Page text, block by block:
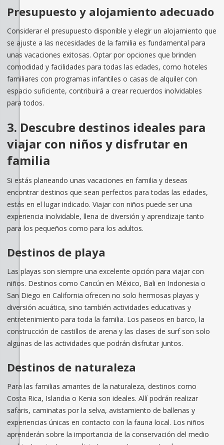
Presupuesto y alojamiento adecuado
Considerar el presupuesto disponible y elegir un alojamiento que
se ajuste a las necesidades de la familia es fundamental para
unas vacaciones exitosas. Optar por opciones que brinden
comodidad y facilidades para todas las edades, como hoteles
familiares con programas infantiles o casas de alquiler con
espacio suficiente, contribuirá a crear recuerdos inolvidables
para todos.
3. Descubre destinos ideales para
viajar con niños y disfrutar en
familia
Si estás planeando unas vacaciones en familia y deseas
encontrar destinos que sean perfectos para todas las edades,
estás en el lugar indicado. Viajar con niños puede ser una
experiencia inolvidable, llena de diversión y aprendizaje tanto
para los pequeños como para los adultos.
Destinos de playa
Las playas son siempre una excelente opción para viajar con
niños. Destinos como Cancún en México, Bali en Indonesia o
San Diego en California ofrecen no solo hermosas playas y
diversión acuática, sino también actividades educativas y
entretenimiento para toda la familia. Los paseos en barco, la
construcción de castillos de arena y las clases de surf son solo
algunas de las actividades que podrán disfrutar juntos.
Destinos de naturaleza
Para las familias amantes de la naturaleza, destinos como
Costa Rica, Islandia o Kenia son ideales. Allí podrán realizar
safaris, caminatas por la selva, avistamiento de ballenas y
experiencias únicas en contacto con la fauna local. Los niños
aprenderán sobre la importancia de la conservación del medio